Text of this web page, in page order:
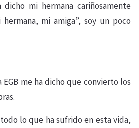
dicho mi hermana cariñosamente
mi amiga”, soy un poco
me ha dicho que convierto los
lo que ha sufrido en esta vida,